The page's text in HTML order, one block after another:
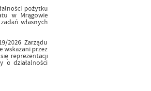
pożytku
w Mrągowie
własnych
2026 Zarządu
wskazani przez
reprezentacji
o działalności